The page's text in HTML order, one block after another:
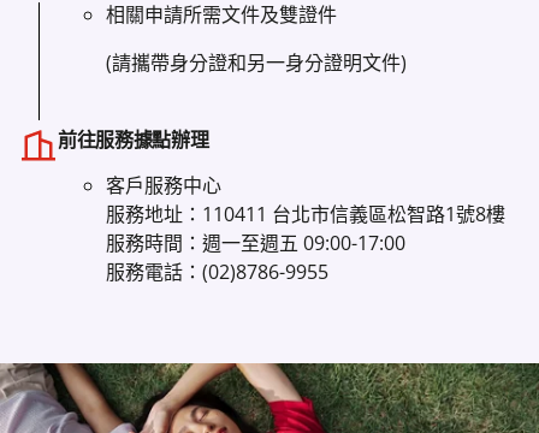
相關申請所需文件及雙證件
(請攜帶身分證和另一身分證明文件)
前往服務據點辦理
客戶服務中心
服務地址：110411 台北市信義區松智路1號8樓
服務時間：週一至週五 09:00-17:00
服務電話：(02)8786-9955